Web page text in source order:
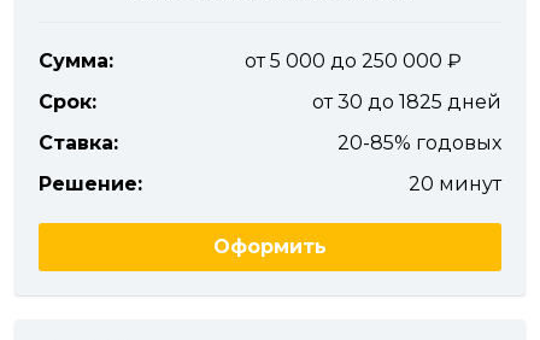
Сумма:
от 5 000 до 250 000
Срок:
от 30 до 1825 дней
Ставка:
20-85% годовых
Решение:
20 минут
Оформить